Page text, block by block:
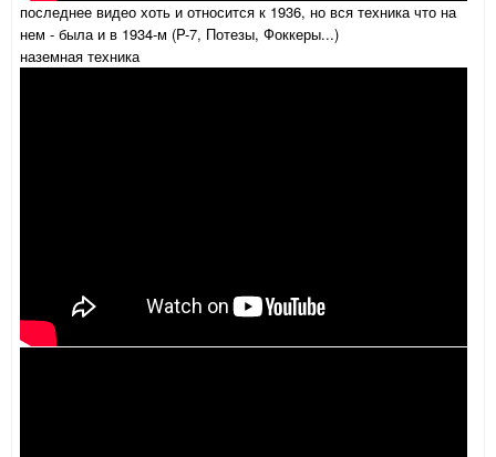
последнее видео хоть и относится к 1936, но вся техника что на
нем - была и в 1934-м (P-7, Потезы, Фоккеры...)
наземная техника